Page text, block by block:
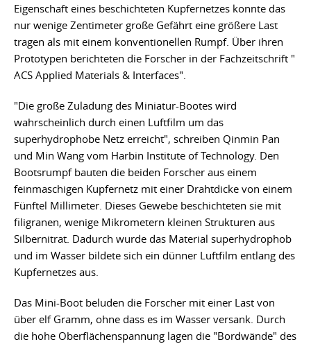
Eigenschaft eines beschichteten Kupfernetzes konnte das
nur wenige Zentimeter große Gefährt eine größere Last
tragen als mit einem konventionellen Rumpf. Über ihren
Prototypen berichteten die Forscher in der Fachzeitschrift "
ACS Applied Materials & Interfaces".
"Die große Zuladung des Miniatur-Bootes wird
wahrscheinlich durch einen Luftfilm um das
superhydrophobe Netz erreicht", schreiben Qinmin Pan
und Min Wang vom Harbin Institute of Technology. Den
Bootsrumpf bauten die beiden Forscher aus einem
feinmaschigen Kupfernetz mit einer Drahtdicke von einem
Fünftel Millimeter. Dieses Gewebe beschichteten sie mit
filigranen, wenige Mikrometern kleinen Strukturen aus
Silbernitrat. Dadurch wurde das Material superhydrophob
und im Wasser bildete sich ein dünner Luftfilm entlang des
Kupfernetzes aus.
Das Mini-Boot beluden die Forscher mit einer Last von
über elf Gramm, ohne dass es im Wasser versank. Durch
die hohe Oberflächenspannung lagen die "Bordwände" des